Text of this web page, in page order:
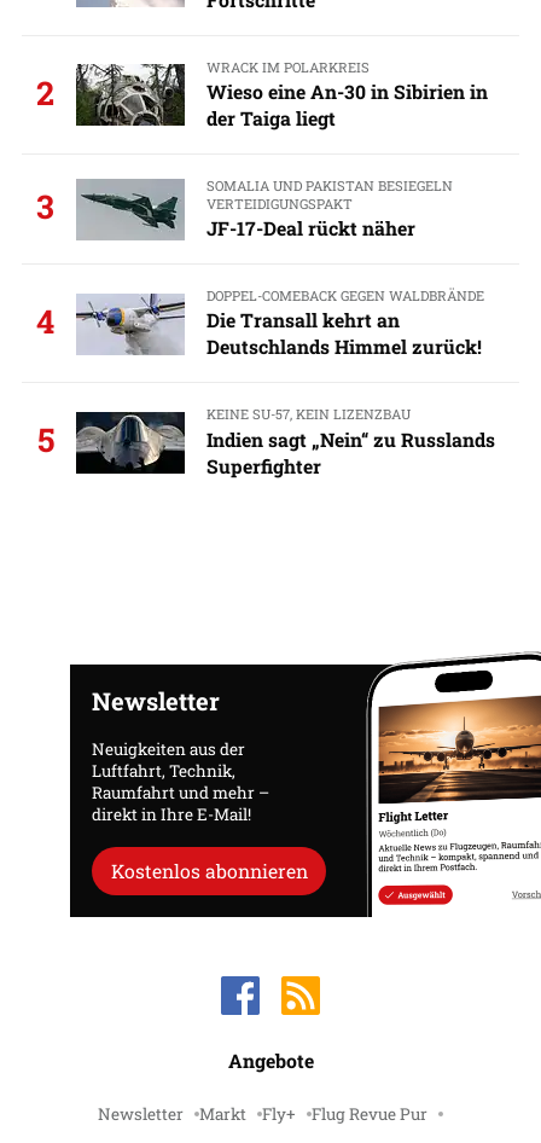
2
WRACK IM POLARKREIS
Wieso eine An-30 in Sibirien in
der Taiga liegt
3
SOMALIA UND PAKISTAN BESIEGELN
VERTEIDIGUNGSPAKT
JF-17-Deal rückt näher
4
DOPPEL-COMEBACK GEGEN WALDBRÄNDE
Die Transall kehrt an
Deutschlands Himmel zurück!
5
KEINE SU-57, KEIN LIZENZBAU
Indien sagt „Nein“ zu Russlands
Superfighter
Newsletter
Neuigkeiten aus der
Luftfahrt, Technik,
Raumfahrt und mehr –
direkt in Ihre E-Mail!
Kostenlos abonnieren
Angebote
Newsletter Markt Fly+ Flug Revue Pur